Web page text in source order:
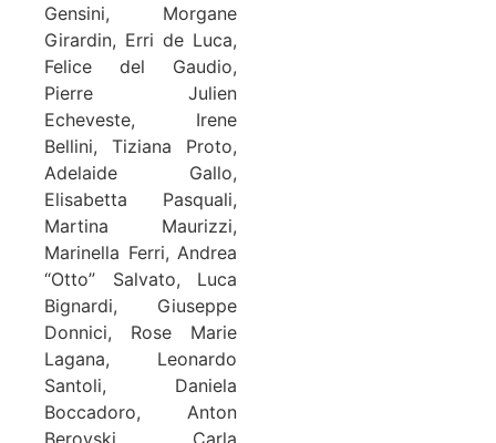
Gensini, Morgane
Girardin, Erri de Luca,
Felice del Gaudio,
Pierre Julien
Echeveste, Irene
Bellini, Tiziana Proto,
Adelaide Gallo,
Elisabetta Pasquali,
Martina Maurizzi,
Marinella Ferri, Andrea
“Otto” Salvato, Luca
Bignardi, Giuseppe
Donnici, Rose Marie
Lagana, Leonardo
Santoli, Daniela
Boccadoro, Anton
Berovski, Carla